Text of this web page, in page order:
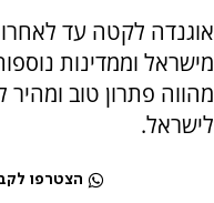
אוגנדה לקטה עד
מישראל וממדינות
מהווה פתרון טוב
לישראל.
הצטרפו